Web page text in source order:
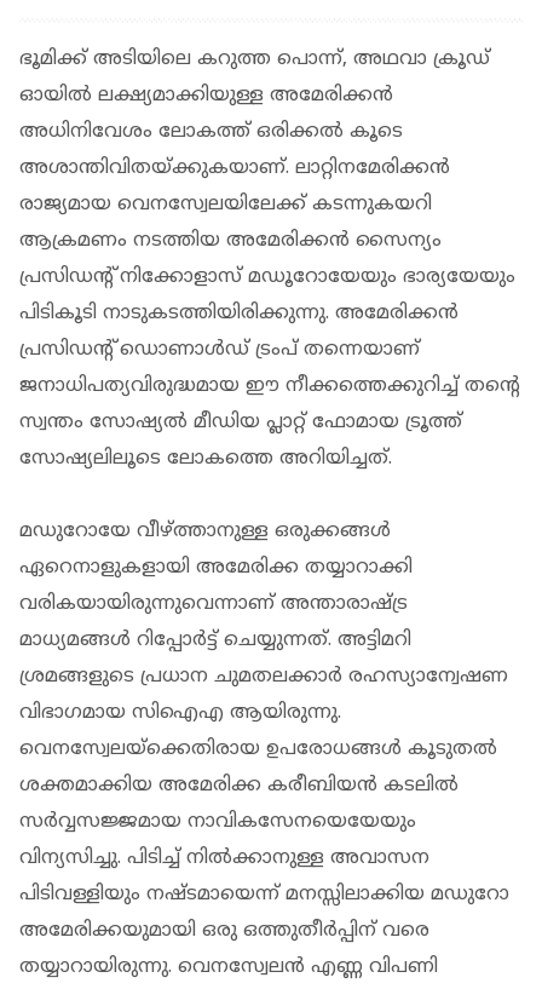
ഭൂമിക്ക് അടിയിലെ കറുത്ത പൊന്ന്, അഥവാ ക്രൂഡ്
ഓയില്‍ ലക്ഷ്യമാക്കിയുള്ള അമേരിക്കന്‍
അധിനിവേശം ലോകത്ത് ഒരിക്കല്‍ കൂടെ
അശാന്തിവിതയ്ക്കുകയാണ്. ലാറ്റിനമേരിക്കന്‍
രാജ്യമായ വെനസ്വേലയിലേക്ക് കടന്നുകയറി
ആക്രമണം നടത്തിയ അമേരിക്കന്‍ സൈന്യം
പ്രസിഡന്‍റ് നിക്കോളാസ് മഡൂറോയേയും ഭാര്യയേയും
പിടികൂടി നാടുകടത്തിയിരിക്കുന്നു. അമേരിക്കന്‍
പ്രസിഡന്‍റ് ഡൊണാള്‍ഡ് ട്രംപ് തന്നെയാണ്
ജനാധിപത്യവിരുദ്ധമായ ഈ നീക്കത്തെക്കുറിച്ച് തന്‍റെ
സ്വന്തം സോഷ്യല്‍ മീഡിയ പ്ലാറ്റ് ഫോമായ ട്രൂത്ത്
സോഷ്യലിലൂടെ ലോകത്തെ അറിയിച്ചത്.
മഡുറോയേ വീഴ്ത്താനുള്ള ഒരുക്കങ്ങള്‍
ഏറെനാളുകളായി അമേരിക്ക തയ്യാറാക്കി
വരികയായിരുന്നുവെന്നാണ് അന്താരാഷ്ട്ര
മാധ്യമങ്ങള്‍ റിപ്പോർട്ട് ചെയ്യുന്നത്. അട്ടിമറി
ശ്രമങ്ങളുടെ പ്രധാന ചുമതലക്കാർ രഹസ്യാന്വേഷണ
വിഭാഗമായ സിഐഎ ആയിരുന്നു.
വെനസ്വേലയ്ക്കെതിരായ ഉപരോധങ്ങള്‍ കൂടുതല്‍
ശക്തമാക്കിയ അമേരിക്ക കരീബിയന്‍ കടലില്‍
സർവ്വസജ്ജമായ നാവികസേനയെയേയും
വിന്യസിച്ചു. പിടിച്ച് നില്‍ക്കാനുള്ള അവാസന
പിടിവള്ളിയും നഷ്ടമായെന്ന് മനസ്സിലാക്കിയ മഡുറോ
അമേരിക്കയുമായി ഒരു ഒത്തുതീർപ്പിന് വരെ
തയ്യാറായിരുന്നു. വെനസ്വേലന്‍ എണ്ണ വിപണി